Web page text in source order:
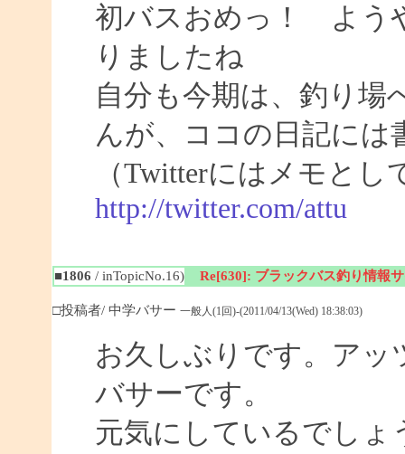
初バスおめっ！ よう
りましたね
自分も今期は、釣り場
んが、ココの日記には
（Twitterにはメモと
http://twitter.com/attu
■1806 / inTopicNo.16) Re[630]: ブラックバス釣り情報
□投稿者/ 中学バサー 一般人(1回)-(2011/04/13(Wed) 18:38:03)
お久しぶりです。アッ
バサーです。
元気にしているでしょ